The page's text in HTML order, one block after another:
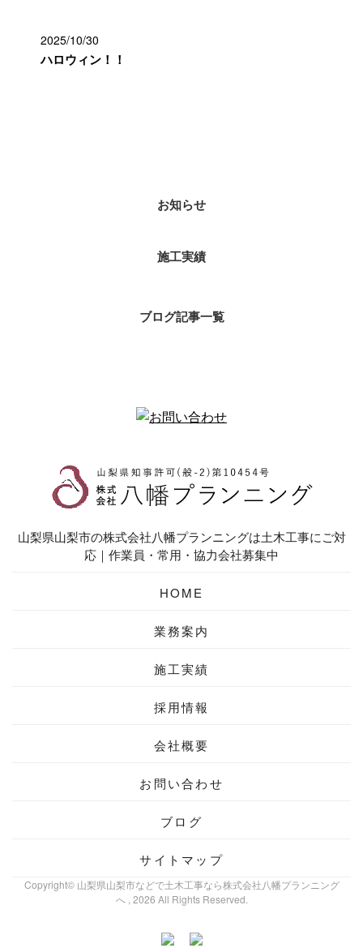
2025/10/30
ハロウィン！！
お知らせ
施工実績
ブログ記事一覧
山梨県山梨市の株式会社八幡プランニングは土木工事にご対
応｜作業員・常用・協力会社募集中
HOME
業務案内
施工実績
採用情報
会社概要
お問い合わせ
ブログ
サイトマップ
Copyright© 山梨県山梨市などで土木工事なら株式会社八幡プランニング
へ , 2026 All Rights Reserved.